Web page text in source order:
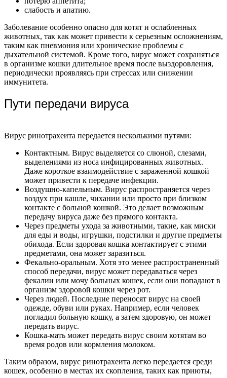
слабость и апатию.
Заболевание особенно опасно для котят и ослабленных
животных, так как может привести к серьезным осложнениям,
таким как пневмония или хронические проблемы с
дыхательной системой. Кроме того, вирус может сохраняться
в организме кошки длительное время после выздоровления,
периодически проявляясь при стрессах или снижении
иммунитета.
Пути передачи вируса
Вирус ринотрахеита передается несколькими путями:
Контактным. Вирус выделяется со слюной, слезами,
выделениями из носа инфицированных животных.
Даже короткое взаимодействие с зараженной кошкой
может привести к передаче инфекции.
Воздушно-капельным. Вирус распространяется через
воздух при кашле, чихании или просто при близком
контакте с больной кошкой. Это делает возможным
передачу вируса даже без прямого контакта.
Через предметы ухода за животными, такие, как миски
для еды и воды, игрушки, подстилки и другие предметы
обихода. Если здоровая кошка контактирует с этими
предметами, она может заразиться.
Фекально-оральным. Хотя это менее распространенный
способ передачи, вирус может передаваться через
фекалии или мочу больных кошек, если они попадают в
организм здоровой кошки через рот.
Через людей. Последние переносят вирус на своей
одежде, обуви или руках. Например, если человек
погладил больную кошку, а затем здоровую, он может
передать вирус.
Кошка-мать может передать вирус своим котятам во
время родов или кормления молоком.
Таким образом, вирус ринотрахеита легко передается среди
кошек, особенно в местах их скопления, таких как приюты,